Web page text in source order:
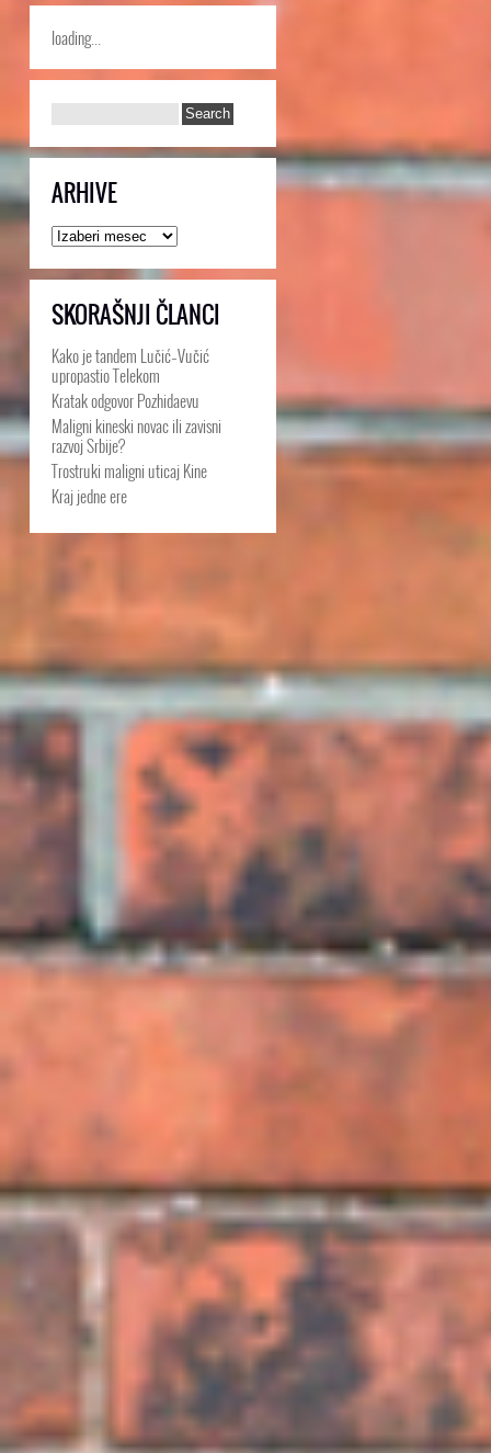
loading...
ARHIVE
Arhive
SKORAŠNJI ČLANCI
Kako je tandem Lučić–Vučić
upropastio Telekom
Kratak odgovor Pozhidaevu
Maligni kineski novac ili zavisni
razvoj Srbije?
Trostruki maligni uticaj Kine
Kraj jedne ere